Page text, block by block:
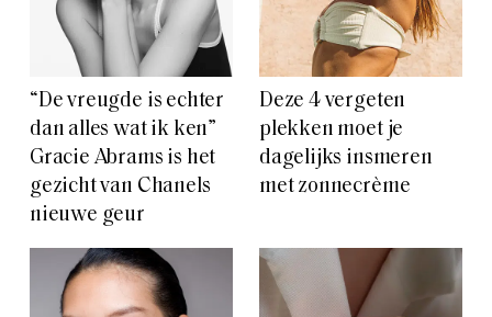
“De vreugde is echter
dan alles wat ik ken”
Gracie Abrams is het
gezicht van Chanels
nieuwe geur
Deze 4 vergeten
plekken moet je
dagelijks insmeren
met zonnecrème